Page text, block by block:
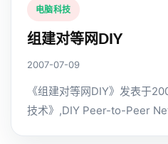
电脑科技
组建对等网DIY
2007-07-09
《组建对等网DIY》发表于
技术》,DIY Peer-to-Peer